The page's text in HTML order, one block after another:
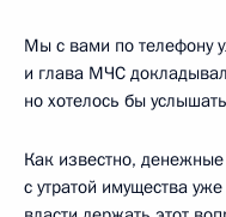
Мы с вами по телефону
и глава МЧС
но хотелось бы
Как известно,
с утратой имущества